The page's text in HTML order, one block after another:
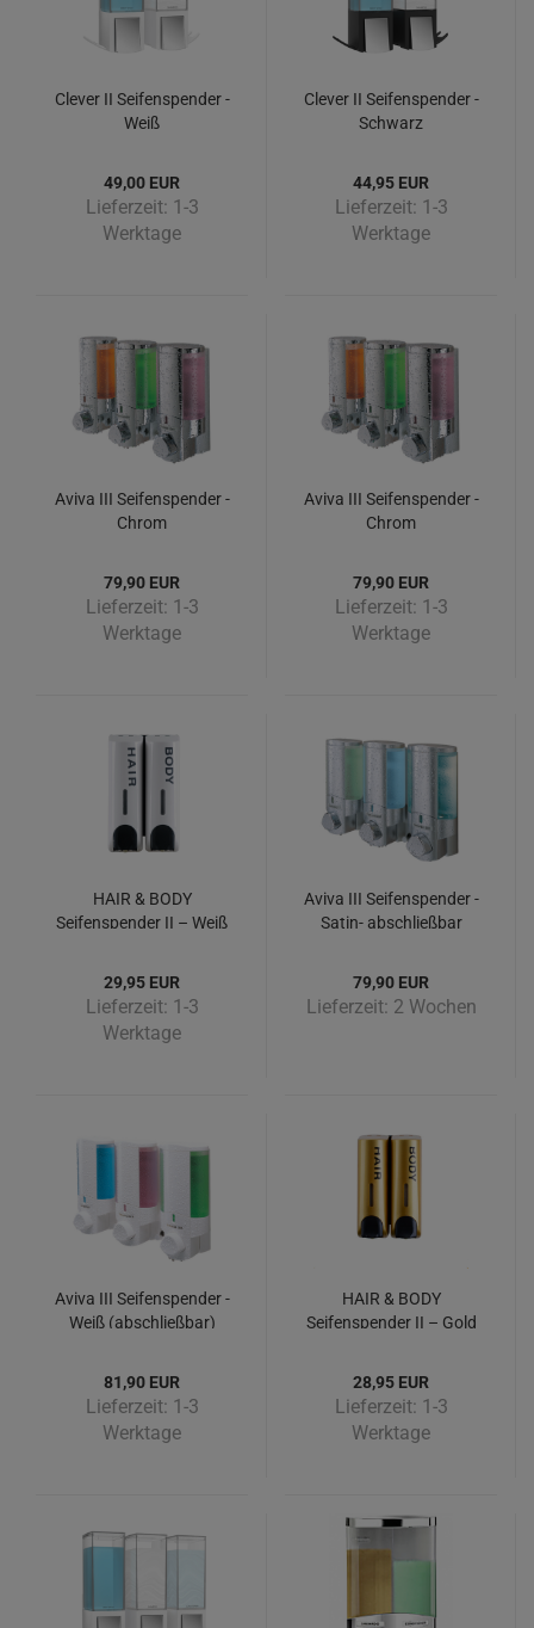
Clever II Seifenspender -
Weiß
49,00 EUR
Lieferzeit: 1-3
Werktage
Clever II Seifenspender -
Schwarz
44,95 EUR
Lieferzeit: 1-3
Werktage
Aviva III Seifenspender -
Chrom
79,90 EUR
Lieferzeit: 1-3
Werktage
Aviva III Seifenspender -
Chrom
79,90 EUR
Lieferzeit: 1-3
Werktage
HAIR & BODY
Seifenspender II – Weiß
29,95 EUR
Lieferzeit: 1-3
Werktage
Aviva III Seifenspender -
Satin- abschließbar
79,90 EUR
Lieferzeit: 2 Wochen
Aviva III Seifenspender -
Weiß (abschließbar)
81,90 EUR
Lieferzeit: 1-3
Werktage
HAIR & BODY
Seifenspender II – Gold
28,95 EUR
Lieferzeit: 1-3
Werktage